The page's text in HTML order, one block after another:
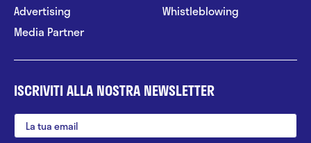
Advertising
Media Partner
Whistleblowing
ISCRIVITI ALLA NOSTRA NEWSLETTER